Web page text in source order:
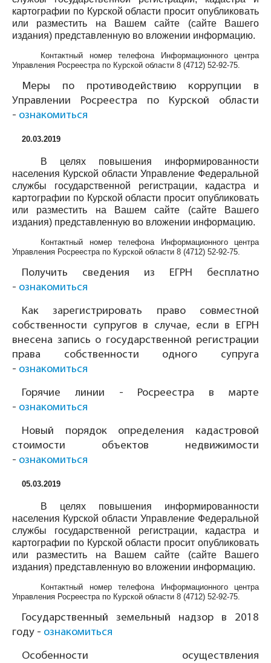
картографии по Курской области просит опубликовать
или разместить на Вашем сайте (сайте Вашего
издания) представленную во вложении информацию.
Контактный номер телефона Информационного центра
Управления Росреестра по Курской области 8 (4712) 52-92-75.
Меры по противодействию коррупции в
Управлении Росреестра по Курской области
- ознакомиться
20.03.2019
В целях повышения информированности
населения Курской области Управление Федеральной
службы государственной регистрации, кадастра и
картографии по Курской области просит опубликовать
или разместить на Вашем сайте (сайте Вашего
издания) представленную во вложении информацию.
Контактный номер телефона Информационного центра
Управления Росреестра по Курской области 8 (4712) 52-92-75.
Получить сведения из ЕГРН бесплатно
- ознакомиться
Как зарегистрировать право совместной
собственности супругов в случае, если в ЕГРН
внесена запись о государственной регистрации
права собственности одного супруга
- ознакомиться
Горячие линии - Росреестра в марте
- ознакомиться
Новый порядок определения кадастровой
стоимости объектов недвижимости
- ознакомиться
05.03.2019
В целях повышения информированности
населения Курской области Управление Федеральной
службы государственной регистрации, кадастра и
картографии по Курской области просит опубликовать
или разместить на Вашем сайте (сайте Вашего
издания) представленную во вложении информацию.
Контактный номер телефона Информационного центра
Управления Росреестра по Курской области 8 (4712) 52-92-75.
Государственный земельный надзор в 2018
году - ознакомиться
Особенности осуществления